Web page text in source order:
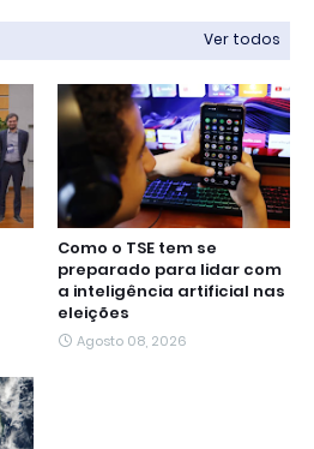
Ver todos
Como o TSE tem se
preparado para lidar com
a inteligência artificial nas
eleições
Agosto 08, 2026